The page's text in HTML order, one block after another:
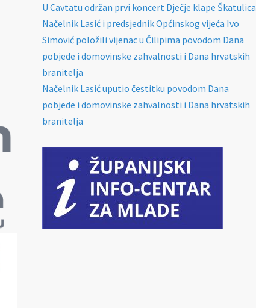
U Cavtatu održan prvi koncert Dječje klape Škatulica
Načelnik Lasić i predsjednik Općinskog vijeća Ivo
Simović položili vijenac u Čilipima povodom Dana
pobjede i domovinske zahvalnosti i Dana hrvatskih
branitelja
Načelnik Lasić uputio čestitku povodom Dana
pobjede i domovinske zahvalnosti i Dana hrvatskih
branitelja